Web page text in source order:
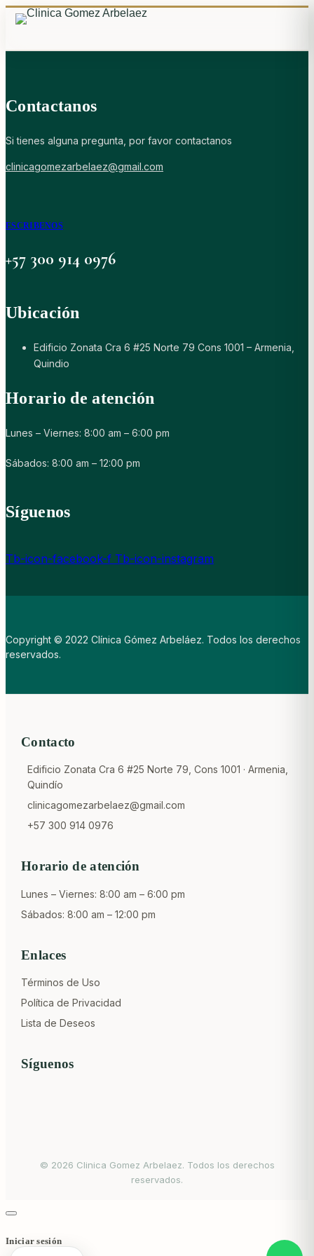
Contactanos
Si tienes alguna pregunta, por favor contactanos
clinicagomezarbelaez@gmail.com
ESCRIBENOS
+57 300 914 0976
Ubicación
Edificio Zonata Cra 6 #25 Norte 79 Cons 1001 – Armenia,
Quindio
Horario de atención
Lunes – Viernes: 8:00 am – 6:00 pm
Sábados: 8:00 am – 12:00 pm
Síguenos
Tb-icon-facebook-f Tb-icon-instagram
Copyright © 2022 Clínica Gómez Arbeláez. Todos los derechos
reservados.
Contacto
Edificio Zonata Cra 6 #25 Norte 79, Cons 1001 · Armenia,
Quindío
clinicagomezarbelaez@gmail.com
+57 300 914 0976
Horario de atención
Lunes – Viernes: 8:00 am – 6:00 pm
Sábados: 8:00 am – 12:00 pm
Enlaces
Términos de Uso
Política de Privacidad
Lista de Deseos
Síguenos
© 2026 Clinica Gomez Arbelaez. Todos los derechos
reservados.
Iniciar sesión